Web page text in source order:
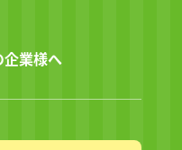
企業様へ